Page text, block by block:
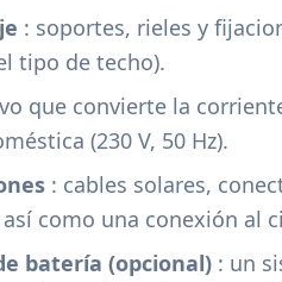
: soportes, rieles y
tipo de techo).
que convierte la
(230 V, 50 Hz).
: cables solares,
como una conexión al
batería (opcional) : un